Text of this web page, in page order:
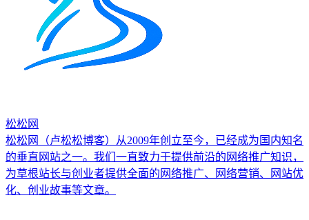
松松网
松松网（卢松松博客）从2009年创立至今，已经成为国内知名
的垂直网站之一。我们一直致力于提供前沿的网络推广知识，
为草根站长与创业者提供全面的网络推广、网络营销、网站优
化、创业故事等文章。